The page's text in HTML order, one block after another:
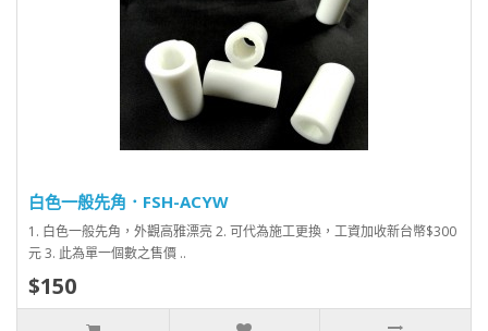
白色一般先角．FSH-ACYW
1. 白色一般先角，外觀高雅漂亮 2. 可代為施工更換，工資加收新台幣$300
元 3. 此為單一個數之售價 ..
$150